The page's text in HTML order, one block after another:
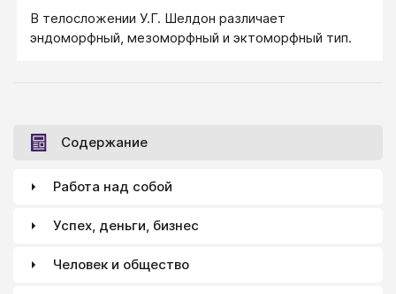
которых, как правило, преобладает. Данный тест
состоит из 4 частей, в каждой части — 20
вам.
В телосложении У.Г. Шелдон различает
эндоморфный, мезоморфный и эктоморфный тип.
Содержание
Работа над собой
Успех, деньги, бизнес
Человек и общество